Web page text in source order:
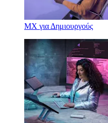
MX για Δημιουργούς